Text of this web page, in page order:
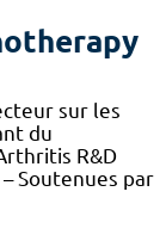
sur les
du
R&D
Soutenues par